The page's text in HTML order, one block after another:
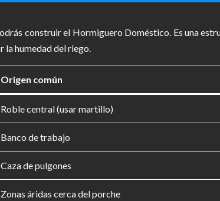
construir el Hormiguero Doméstico. Es una
la humedad del riego.
Origen común
Roble central (usar martillo)
Banco de trabajo
Caza de pulgones
Zonas áridas cerca del porche